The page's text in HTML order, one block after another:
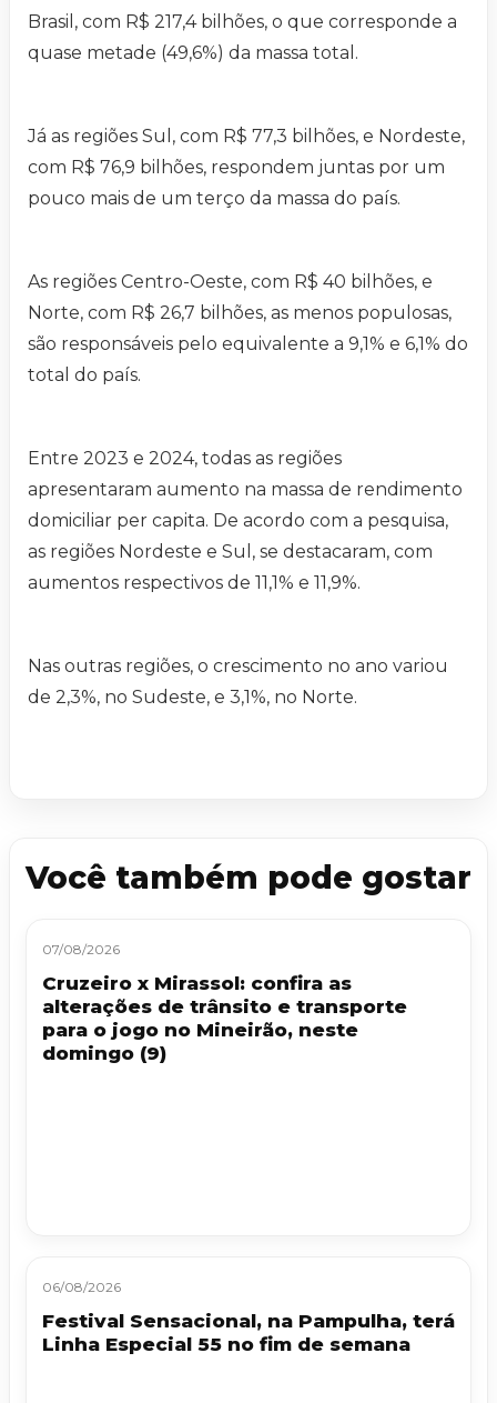
Brasil, com R$ 217,4 bilhões, o que corresponde a
quase metade (49,6%) da massa total.
Já as regiões Sul, com R$ 77,3 bilhões, e Nordeste,
com R$ 76,9 bilhões, respondem juntas por um
pouco mais de um terço da massa do país.
As regiões Centro-Oeste, com R$ 40 bilhões, e
Norte, com R$ 26,7 bilhões, as menos populosas,
são responsáveis pelo equivalente a 9,1% e 6,1% do
total do país.
Entre 2023 e 2024, todas as regiões
apresentaram aumento na massa de rendimento
domiciliar per capita. De acordo com a pesquisa,
as regiões Nordeste e Sul, se destacaram, com
aumentos respectivos de 11,1% e 11,9%.
Nas outras regiões, o crescimento no ano variou
de 2,3%, no Sudeste, e 3,1%, no Norte.
Você também pode gostar
07/08/2026
Cruzeiro x Mirassol: confira as
alterações de trânsito e transporte
para o jogo no Mineirão, neste
domingo (9)
06/08/2026
Festival Sensacional, na Pampulha, terá
Linha Especial 55 no fim de semana